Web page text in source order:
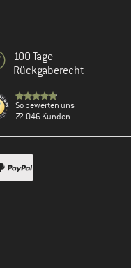
100 Tage
Rückgaberecht
So bewerten uns
72.046 Kunden